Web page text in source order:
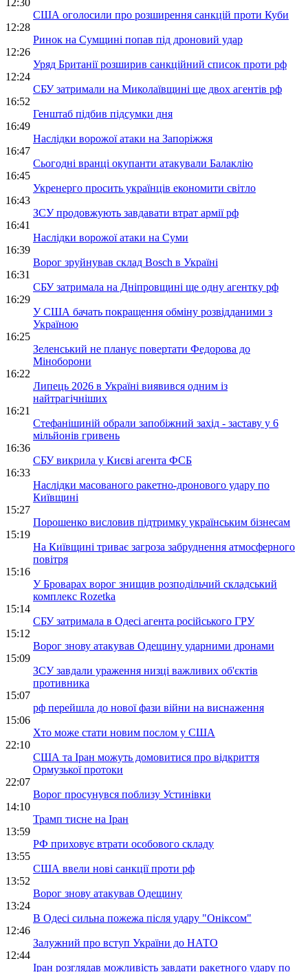
12:30
США оголосили про розширення санкцій проти Куби
12:28
Ринок на Сумщині попав під дроновий удар
12:26
Уряд Британії розширив санкційний список проти рф
12:24
СБУ затримали на Миколаївщині ще двох агентів рф
16:52
Генштаб підбив підсумки дня
16:49
Наслідки ворожої атаки на Запоріжжя
16:47
Сьогодні вранці окупанти атакували Балаклію
16:45
Укренерго просить українців економити світло
16:43
ЗСУ продовжують завдавати втрат армії рф
16:41
Наслідки ворожої атаки на Суми
16:39
Ворог зруйнував склад Bosch в Україні
16:31
СБУ затримала на Дніпровщині ще одну агентку рф
16:29
У США бачать покращення обміну розвідданими з
Україною
16:25
Зеленський не планує повертати Федорова до
Міноборони
16:22
Липець 2026 в Україні виявився одним із
найтрагічніших
16:21
Стефанішиній обрали запобіжний захід - заставу у 6
мільйонів гривень
16:36
СБУ викрила у Києві агента ФСБ
16:33
Наслідки масованого ракетно-дронового удару по
Київщині
15:27
Порошенко висловив підтримку українським бізнесам
15:19
На Київщині триває загроза забруднення атмосферного
повітря
15:16
У Броварах ворог знищив розподільчий складський
комплекс Rozetka
15:14
СБУ затримала в Одесі агента російського ГРУ
15:12
Ворог знову атакував Одещину ударними дронами
15:09
ЗСУ завдали ураження низці важливих об'єктів
противника
15:07
рф перейшла до нової фази війни на виснаження
15:06
Хто може стати новим послом у США
22:10
США та Іран можуть домовитися про відкриття
Ормузької протоки
22:07
Ворог просунувся поблизу Устинівки
14:10
Трамп тисне на Іран
13:59
РФ приховує втрати особового складу
13:55
США ввели нові санкції проти рф
13:52
Ворог знову атакував Одещину
13:24
В Одесі сильна пожежа після удару "Оніксом"
12:46
Залужний про вступ України до НАТО
12:44
Іран розглядав можливість завдати ракетного удару по